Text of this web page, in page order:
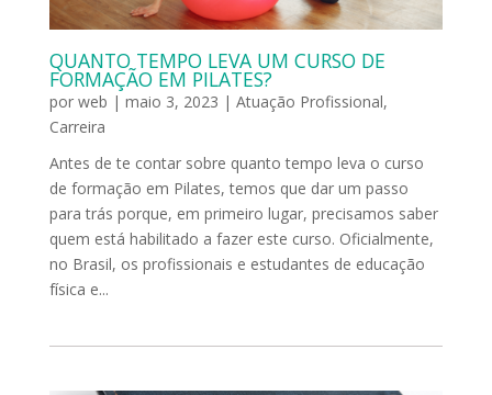
QUANTO TEMPO LEVA UM CURSO DE
FORMAÇÃO EM PILATES?
por web | maio 3, 2023 | Atuação Profissional,
Carreira
Antes de te contar sobre quanto tempo leva o curso
de formação em Pilates, temos que dar um passo
para trás porque, em primeiro lugar, precisamos saber
quem está habilitado a fazer este curso. Oficialmente,
no Brasil, os profissionais e estudantes de educação
física e...